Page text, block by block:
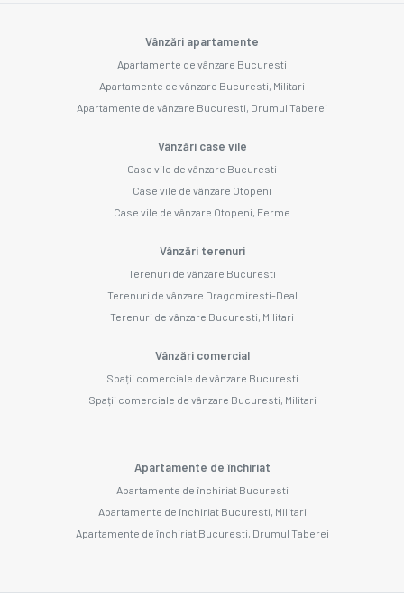
Vânzări apartamente
Apartamente de vânzare Bucuresti
Apartamente de vânzare Bucuresti, Militari
Apartamente de vânzare Bucuresti, Drumul Taberei
Vânzări case vile
Case vile de vânzare Bucuresti
Case vile de vânzare Otopeni
Case vile de vânzare Otopeni, Ferme
Vânzări terenuri
Terenuri de vânzare Bucuresti
Terenuri de vânzare Dragomiresti-Deal
Terenuri de vânzare Bucuresti, Militari
Vânzări comercial
Spații comerciale de vânzare Bucuresti
Spații comerciale de vânzare Bucuresti, Militari
Apartamente de închiriat
Apartamente de închiriat Bucuresti
Apartamente de închiriat Bucuresti, Militari
Apartamente de închiriat Bucuresti, Drumul Taberei